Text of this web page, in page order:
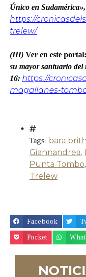
Único en
https://
trelew/
(III) Ver en este portal:
su mayor santuario
16: https://
magallanes-
Tags: bara brith
Giannandrea,
Punta Tombo,
Trelew
Facebook
Pocket